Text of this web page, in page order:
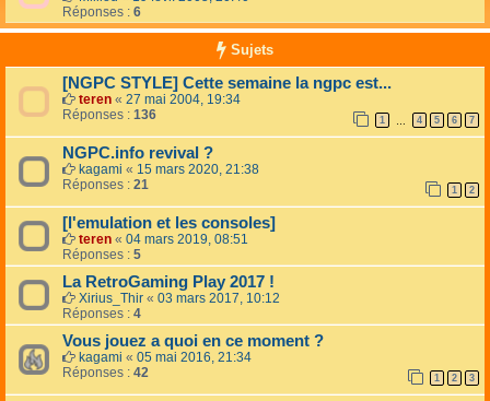
Réponses : 6
Sujets
[NGPC STYLE] Cette semaine la ngpc est...
teren « 27 mai 2004, 19:34
Réponses : 136 1 … 4 5 6 7
NGPC.info revival ?
kagami « 15 mars 2020, 21:38
Réponses : 21 1 2
[l'emulation et les consoles]
teren « 04 mars 2019, 08:51
Réponses : 5
La RetroGaming Play 2017 !
Xirius_Thir « 03 mars 2017, 10:12
Réponses : 4
Vous jouez a quoi en ce moment ?
kagami « 05 mai 2016, 21:34
Réponses : 42 1 2 3